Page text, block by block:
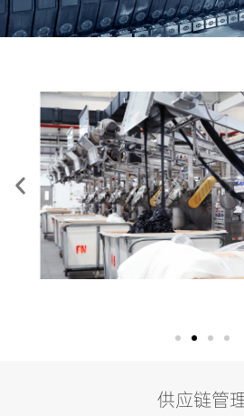
供应链管